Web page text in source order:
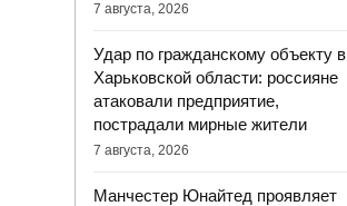
7 августа, 2026
Удар по гражданскому объекту в
Харьковской области: россияне
атаковали предприятие,
пострадали мирные жители
7 августа, 2026
Манчестер Юнайтед проявляет